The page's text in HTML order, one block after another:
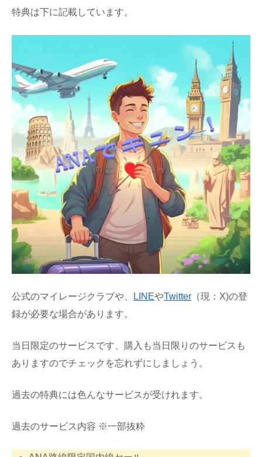
特典は下に記載しています。
公式のマイレージクラブや、 LINEやTwitter （現：X)の登
録が必要な場合があります。
当日限定のサービスです、購入も当日限りのサービスも
ありますのでチェックを忘れずにしましょう。
過去の特典には色んなサービスが受けれます。
過去のサービス内容 ※一部抜粋